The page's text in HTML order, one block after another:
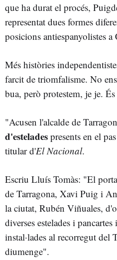
que ha durat el procés,
representat dues formes
posicions antiespanyolistes a
Més històries
farcit de triomfalisme. No
bua, però protestem, je je.
"Acusen l'alcalde de
d'estelades presents en el
titular d'El Nacional.
Escriu Lluís Tomàs: "El
de Tarragona, Xavi Puig i
la ciutat, Rubén Viñuales,
diverses estelades i
instal·lades al recorregut del
diumenge".